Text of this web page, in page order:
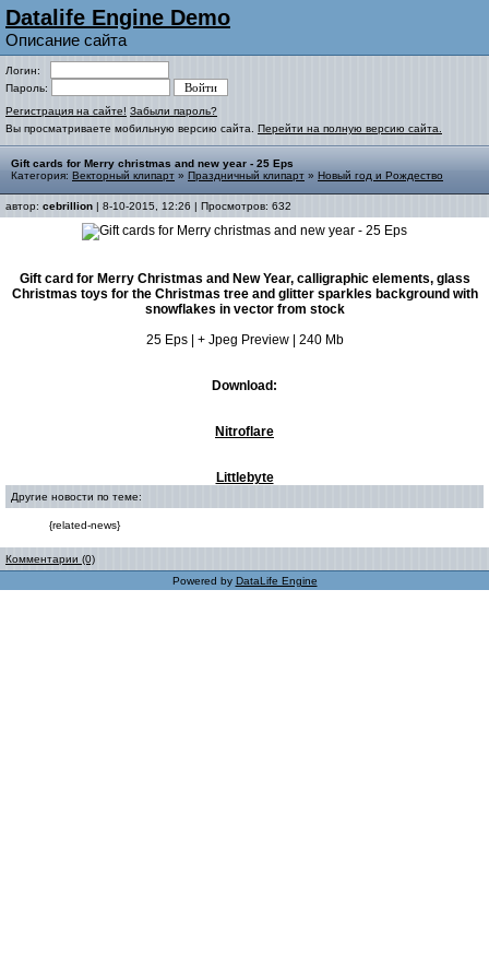
Datalife Engine Demo
Описание сайта
Логин:
Пароль:
Регистрация на сайте! Забыли пароль?
Вы просматриваете мобильную версию сайта. Перейти на полную версию сайта.
Gift cards for Merry christmas and new year - 25 Eps
Категория: Векторный клипарт » Праздничный клипарт » Новый год и Рождество
автор: cebrillion | 8-10-2015, 12:26 | Просмотров: 632
Gift card for Merry Christmas and New Year, calligraphic elements, glass
Christmas toys for the Christmas tree and glitter sparkles background with
snowflakes in vector from stock
25 Eps | + Jpeg Preview | 240 Mb
Download:
Nitroflare
Littlebyte
Другие новости по теме:
{related-news}
Комментарии (0)
Powered by DataLife Engine